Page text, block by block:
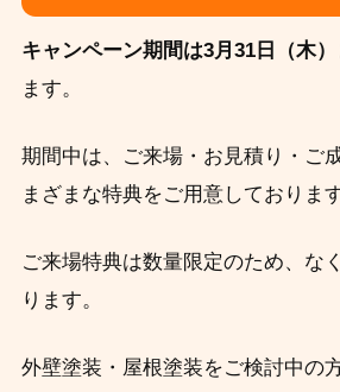
キャンペーン期間は3月31日（木
ます。
期間中は、ご来場・お見積り・ご
まざまな特典をご用意しております
ご来場特典は数量限定のため、な
ります。
外壁塗装・屋根塗装をご検討中の